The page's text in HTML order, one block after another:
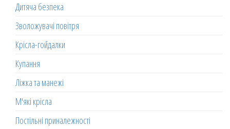
Дитяча безпека
Зволожувачі повітря
Крісла-гойдалки
Купання
Ліжка та манежі
М'які крісла
Постільні приналежності